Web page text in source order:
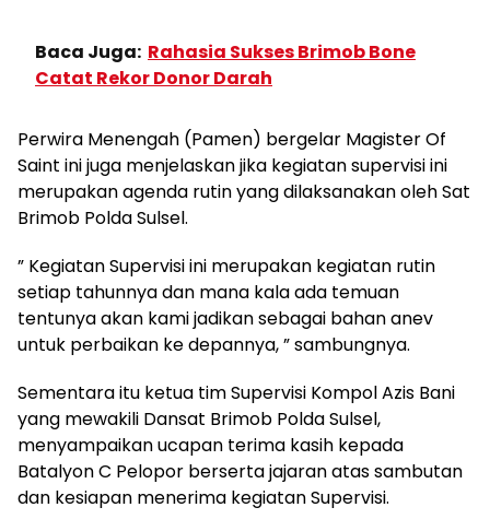
Baca Juga: Rahasia Sukses Brimob Bone
Catat Rekor Donor Darah
Perwira Menengah (Pamen) bergelar Magister Of
Saint ini juga menjelaskan jika kegiatan supervisi ini
merupakan agenda rutin yang dilaksanakan oleh Sat
Brimob Polda Sulsel.
” Kegiatan Supervisi ini merupakan kegiatan rutin
setiap tahunnya dan mana kala ada temuan
tentunya akan kami jadikan sebagai bahan anev
untuk perbaikan ke depannya, ” sambungnya.
Sementara itu ketua tim Supervisi Kompol Azis Bani
yang mewakili Dansat Brimob Polda Sulsel,
menyampaikan ucapan terima kasih kepada
Batalyon C Pelopor berserta jajaran atas sambutan
dan kesiapan menerima kegiatan Supervisi.